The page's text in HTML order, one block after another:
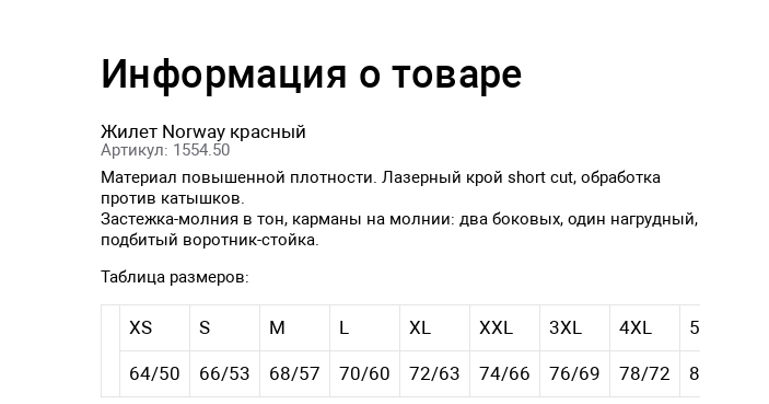
Информация о товаре
Жилет Norway красный
Артикул: 1554.50
Материал повышенной плотности. Лазерный крой short cut, обработка
против катышков.
Застежка-молния в тон, карманы на молнии: два боковых, один нагрудный,
подбитый воротник-стойка.
Таблица размеров:
XS S M L XL XXL 3XL 4XL 5XL
64/50 66/53 68/57 70/60 72/63 74/66 76/69 78/72 80/75